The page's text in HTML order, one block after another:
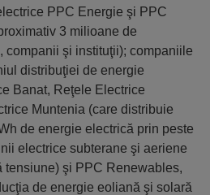
PPC Energie şi PPC
3 milioane de
companii şi instituţii); companiile
distribuţiei de energie
Banat, Reţele Electrice
Muntenia (care distribuie
de energie electrică prin peste
electrice subterane şi aeriene
tensiune) şi PPC Renewables,
de energie eoliană şi solară